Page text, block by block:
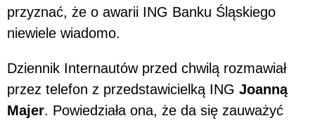
przyznać, że o awarii ING Banku Śląskiego
niewiele wiadomo.
Dziennik Internautów przed chwilą rozmawiał
przez telefon z przedstawicielką ING Joanną
Majer. Powiedziała ona, że da się zauważyć